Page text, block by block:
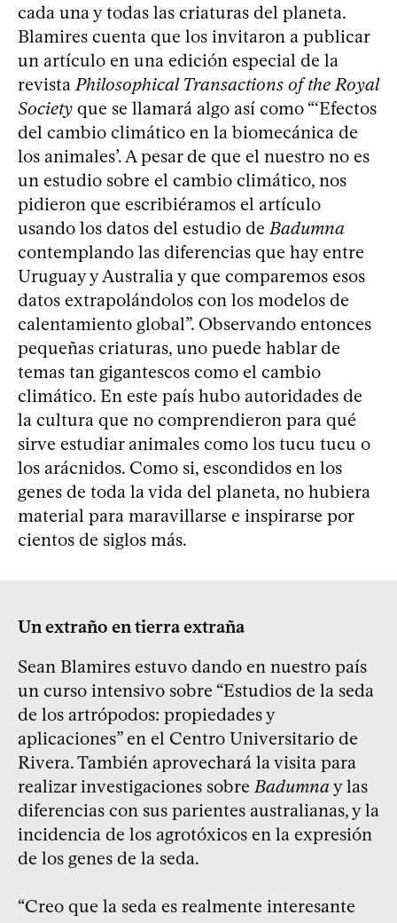
cada una y todas las criaturas del planeta.
Blamires cuenta que los invitaron a publicar
un artículo en una edición especial de la
revista Philosophical Transactions of the Royal
Society que se llamará algo así como “‘Efectos
del cambio climático en la biomecánica de
los animales’. A pesar de que el nuestro no es
un estudio sobre el cambio climático, nos
pidieron que escribiéramos el artículo
usando los datos del estudio de Badumna
contemplando las diferencias que hay entre
Uruguay y Australia y que comparemos esos
datos extrapolándolos con los modelos de
calentamiento global”. Observando entonces
pequeñas criaturas, uno puede hablar de
temas tan gigantescos como el cambio
climático. En este país hubo autoridades de
la cultura que no comprendieron para qué
sirve estudiar animales como los tucu tucu o
los arácnidos. Como si, escondidos en los
genes de toda la vida del planeta, no hubiera
material para maravillarse e inspirarse por
cientos de siglos más.
Un extraño en tierra extraña
Sean Blamires estuvo dando en nuestro país
un curso intensivo sobre “Estudios de la seda
de los artrópodos: propiedades y
aplicaciones” en el Centro Universitario de
Rivera. También aprovechará la visita para
realizar investigaciones sobre Badumnay las
diferencias con sus parientes australianas, y la
incidencia de los agrotóxicos en la expresión
de los genes de la seda.
“Creo que la seda es realmente interesante